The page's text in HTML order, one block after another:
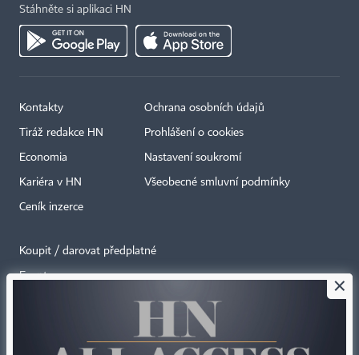
Stáhněte si aplikaci HN
Kontakty
Tiráž redakce HN
Economia
Kariéra v HN
Ceník inzerce
Ochrana osobních údajů
Prohlášení o cookies
Nastavení soukromí
Všeobecné smluvní podmínky
Koupit / darovat předplatné
Eventy ×